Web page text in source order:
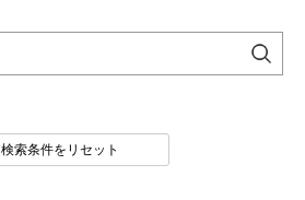
検索条件をリセット